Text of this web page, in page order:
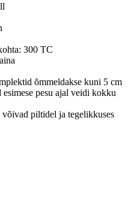
300 TC
õmmeldakse kuni 5 cm
pesu ajal veidi kokku
piltidel ja tegelikkuses